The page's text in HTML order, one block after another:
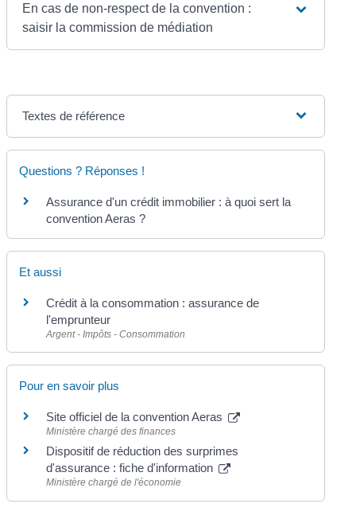
En cas de non-respect de la convention :
saisir la commission de médiation
Textes de référence
Questions ? Réponses !
Assurance d'un crédit immobilier : à quoi sert la
convention Aeras ?
Et aussi
Crédit à la consommation : assurance de
l'emprunteur
Argent - Impôts - Consommation
Pour en savoir plus
Site officiel de la convention Aeras
Ministère chargé des finances
Dispositif de réduction des surprimes
d'assurance : fiche d'information
Ministère chargé de l'économie